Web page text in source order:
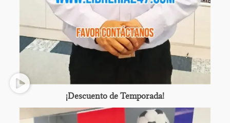
¡Descuento de Temporada!